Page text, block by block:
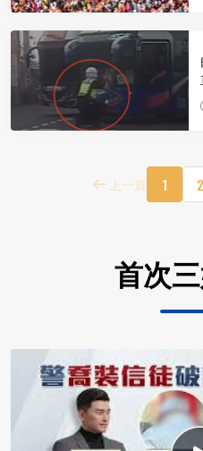
上一頁 1 2
首次